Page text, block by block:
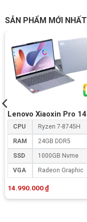
SẢN PHẨM MỚI NHẤT
Lenovo Xiaoxin Pro 14
CPU Ryzen 7-8745H
RAM 24GB DDR5
SSD 1000GB Nvme
VGA Radeon Graphic
14.990.000₫